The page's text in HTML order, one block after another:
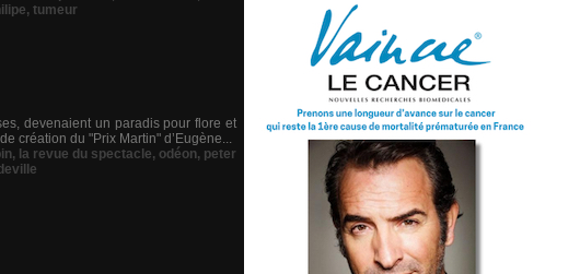
, tumeur
devenaient un paradis pour flore et
création du "Prix Martin" d’Eugène...
, la revue du spectacle, odéon, peter